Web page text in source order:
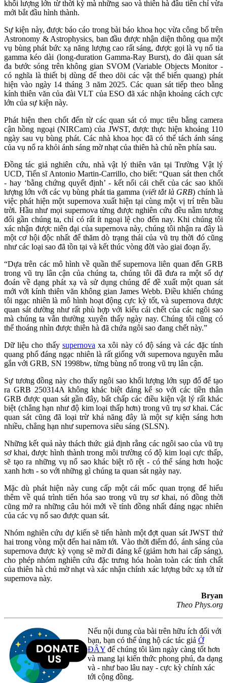
khối lượng lớn từ thời kỳ mà những sao và thiên hà đầu tiên chỉ vừa
mới bắt đầu hình thành.
Sự kiện này, được báo cáo trong bài báo khoa học vừa công bố trên
Astronomy & Astrophysics, ban đầu được nhận diện thông qua một
vụ bùng phát bức xạ năng lượng cao rất sáng, được gọi là vụ nổ tia
gamma kéo dài (long-duration Gamma-Ray Burst), do đài quan sát
đa bước sóng trên không gian SVOM (Variable Objects Monitor -
có nghĩa là thiết bị dùng để theo dõi các vật thể biến quang) phát
hiện vào ngày 14 tháng 3 năm 2025. Các quan sát tiếp theo bằng
kính thiên văn của đài VLT của ESO đã xác nhận khoảng cách cực
lớn của sự kiện này.
Phát hiện then chốt đến từ các quan sát có mục tiêu bằng camera
cận hồng ngoại (NIRCam) của JWST, được thực hiện khoảng 110
ngày sau vụ bùng phát. Các nhà khoa học đã có thể tách ánh sáng
của vụ nổ ra khỏi ánh sáng mờ nhạt của thiên hà chủ nền phía sau.
Đồng tác giả nghiên cứu, nhà vật lý thiên văn tại Trường Vật lý
UCD, Tiến sĩ Antonio Martin-Carrillo, cho biết: “Quan sát then chốt
- hay ‘bằng chứng quyết định’ - kết nối cái chết của các sao khối
lượng lớn với các vụ bùng phát tia gamma (viết tắt là GRB) chính là
việc phát hiện một supernova xuất hiện tại cùng một vị trí trên bầu
trời. Hầu như mọi supernova từng được nghiên cứu đều nằm tương
đối gần chúng ta, chỉ có rất ít ngoại lệ cho đến nay. Khi chúng tôi
xác nhận được niên đại của supernova này, chúng tôi nhận ra đây là
một cơ hội độc nhất để thăm dò trạng thái của vũ trụ thời đó cũng
như các loại sao đã tồn tại và kết thúc vòng đời vào giai đoạn ấy.
“Dựa trên các mô hình về quần thể supernova liên quan đến GRB
trong vũ trụ lân cận của chúng ta, chúng tôi đã đưa ra một số dự
đoán về dạng phát xạ và sử dụng chúng để đề xuất một quan sát
mới với kính thiên văn không gian James Webb. Điều khiến chúng
tôi ngạc nhiên là mô hình hoạt động cực kỳ tốt, và supernova được
quan sát dường như rất phù hợp với kiểu cái chết của các ngôi sao
mà chúng ta vẫn thường xuyên thấy ngày nay. Chúng tôi cũng có
thể thoáng nhìn được thiên hà đã chứa ngôi sao đang chết này.”
Dữ liệu cho thấy supernova xa xôi này có độ sáng và các đặc tính
quang phổ đáng ngạc nhiên là rất giống với supernova nguyên mẫu
gắn với GRB, SN 1998bw, từng bùng nổ trong vũ trụ lân cận.
Sự tương đồng này cho thấy ngôi sao khối lượng lớn sụp đổ để tạo
ra GRB 250314A không khác biệt đáng kể so với các tiền thân
GRB được quan sát gần đây, bất chấp các điều kiện vật lý rất khác
biệt (chẳng hạn như độ kim loại thấp hơn) trong vũ trụ sơ khai. Các
quan sát cũng đã loại trừ khả năng đây là một sự kiện sáng hơn
nhiều, chẳng hạn như supernova siêu sáng (SLSN).
Những kết quả này thách thức giả định rằng các ngôi sao của vũ trụ
sơ khai, được hình thành trong môi trường có độ kim loại cực thấp,
sẽ tạo ra những vụ nổ sao khác biệt rõ rệt - có thể sáng hơn hoặc
xanh hơn - so với những gì chúng ta quan sát ngày nay.
Mặc dù phát hiện này cung cấp một cái mốc quan trọng để hiểu
thêm về quá trình tiến hóa sao trong vũ trụ sơ khai, nó đồng thời
cũng mở ra những câu hỏi mới về tính đồng nhất đáng ngạc nhiên
của các vụ nổ sao được quan sát.
Nhóm nghiên cứu dự kiến sẽ tiến hành một đợt quan sát JWST thứ
hai trong vòng một đến hai năm tới. Vào thời điểm đó, ánh sáng của
supernova được kỳ vọng sẽ mờ đi đáng kể (giảm hơn hai cấp sáng),
cho phép nhóm nghiên cứu đặc trưng hóa hoàn toàn các tính chất
của thiên hà chủ mờ nhạt và xác nhận chính xác lượng bức xạ tới từ
supernova này.
Bryan
Theo Phys.org
Nếu nội dung của bài trên hữu ích đối với
bạn, bạn có thể ủng hộ các tác giả Ở
ĐÂY để chúng tôi làm ngày càng tốt hơn
và mang lại kiến thức phong phú, đa dạng
và - như bao lâu nay - cực kỳ chính xác
tới cộng đồng.